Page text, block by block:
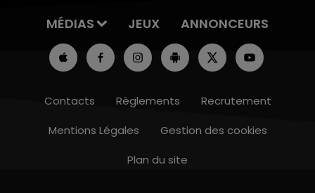
MÉDIAS
JEUX ANNONCEURS
Contacts Règlements
Recrutement
Mentions Légales
Gestion des cookies
Plan du site